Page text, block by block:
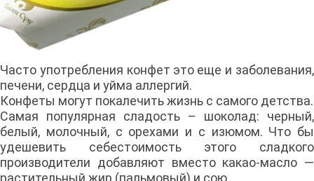
Часто употребления конфет это еще и заболевания,
печени, сердца и уйма аллергий.
Конфеты могут покалечить жизнь с самого детства.
Самая популярная сладость – шоколад: черный,
белый, молочный, с орехами и с изюмом. Что бы
удешевить себестоимость этого сладкого
производители добавляют вместо какао-масло —
растительный жир (пальмовый) и сою.